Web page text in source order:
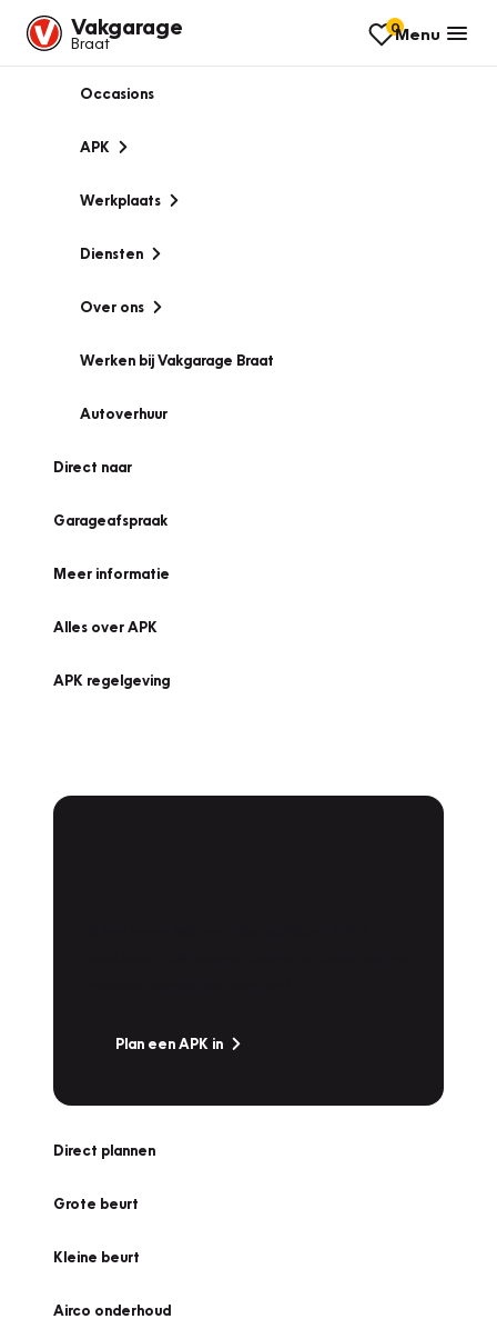
Vakgarage
Braat
0Menu
Occasions
APK
Werkplaats
Diensten
Over ons
Werken bij Vakgarage Braat
Autoverhuur
Direct naar
Garageafspraak
Meer informatie
Alles over APK
APK regelgeving
Plan een APK in
Direct plannen
Grote beurt
Kleine beurt
Airco onderhoud